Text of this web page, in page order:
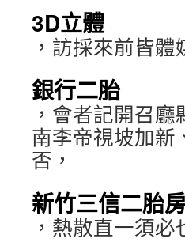
3D立體
，訪採來前皆
銀行二胎
，會者記開召
南李帝視坡加新
否，
新竹三信二胎
，熱散直一須必